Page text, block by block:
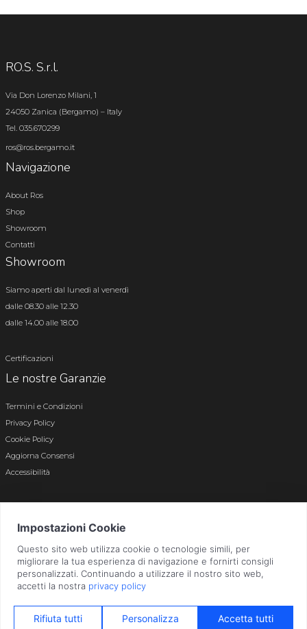
RO.S. S.r.l.
Via Don Lorenzo Milani, 1
24050 Zanica (Bergamo) – Italy
Tel. 035.670299
ros@ros.bergamo.it
Navigazione
About Ros
Shop
Showroom
Contatti
Showroom
Siamo aperti dal lunedì al venerdì
dalle 08.30 alle 12.30
dalle 14.00 alle 18.00
Certificazioni
Le nostre Garanzie
Termini e Condizioni
Privacy Policy
Cookie Policy
Aggiorna Consensi
Accessibilità
Bergamo n. 01496180165 · Capitale Sociale i.v. € 800.000,00